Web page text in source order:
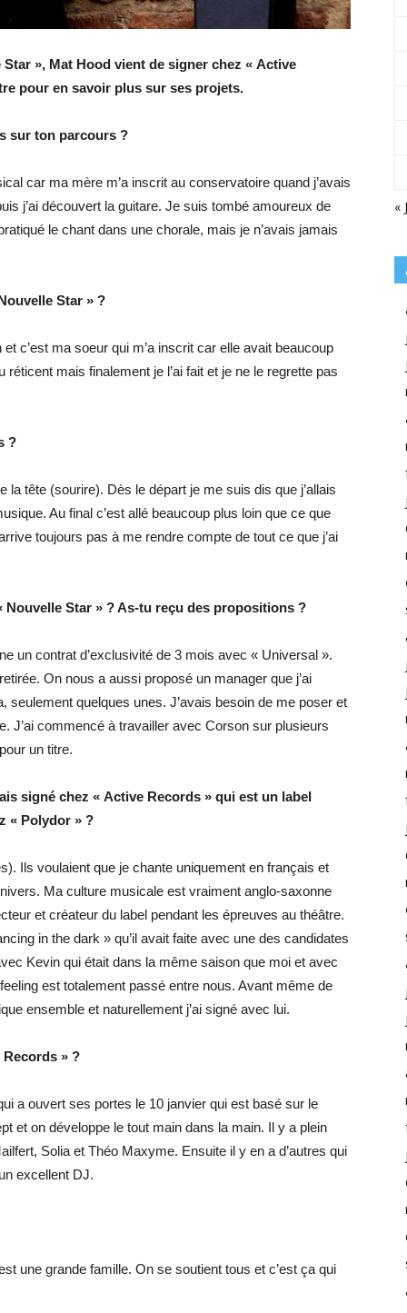
», Mat Hood vient de signer chez « Active
pour en savoir plus sur ses projets.
sur ton parcours ?
car ma mère m’a inscrit au conservatoire quand j’avais
j’ai découvert la guitare. Je suis tombé amoureux de
le chant dans une chorale, mais je n’avais jamais
Star » ?
c’est ma soeur qui m’a inscrit car elle avait beaucoup
réticent mais finalement je l’ai fait et je ne le regrette pas
?
tête (sourire). Dès le départ je me suis dis que j’allais
Au final c’est allé beaucoup plus loin que ce que
toujours pas à me rendre compte de tout ce que j’ai
Nouvelle Star » ? As-tu reçu des propositions ?
un contrat d’exclusivité de 3 mois avec « Universal ».
On nous a aussi proposé un manager que j’ai
seulement quelques unes. J’avais besoin de me poser et
J’ai commencé à travailler avec Corson sur plusieurs
un titre.
signé chez « Active Records » qui est un label
« Polydor » ?
Ils voulaient que je chante uniquement en français et
Ma culture musicale est vraiment anglo-saxonne
et créateur du label pendant les épreuves au théâtre.
in the dark » qu’il avait faite avec une des candidates
Kevin qui était dans la même saison que moi et avec
est totalement passé entre nous. Avant même de
ensemble et naturellement j’ai signé avec lui.
» ?
a ouvert ses portes le 10 janvier qui est basé sur le
et on développe le tout main dans la main. Il y a plein
Solia et Théo Maxyme. Ensuite il y en a d’autres qui
excellent DJ.
une grande famille. On se soutient tous et c’est ça qui
«